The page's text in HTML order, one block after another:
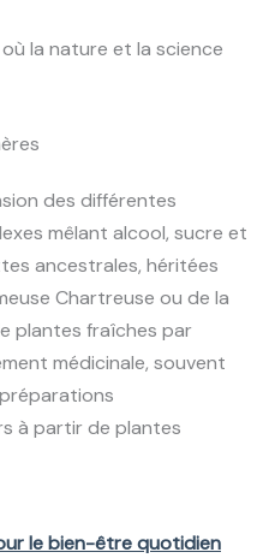
la nature et la science
des différentes
mêlant alcool, sucre et
ancestrales, héritées
Chartreuse ou de la
plantes fraîches par
médicinale, souvent
à partir de plantes
le bien-être quotidien